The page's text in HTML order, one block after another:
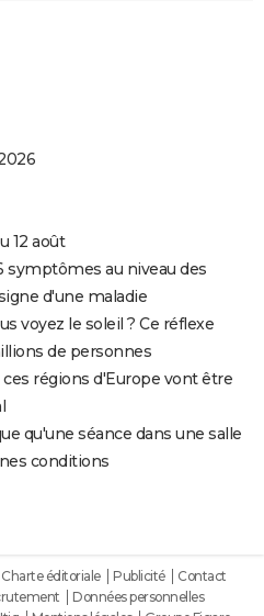
12 août
symptômes au niveau des
d'une maladie
voyez le soleil ? Ce réflexe
de personnes
ces régions d'Europe vont être
qu'une séance dans une salle
conditions
Charte éditoriale Publicité
Contact
Données personnelles